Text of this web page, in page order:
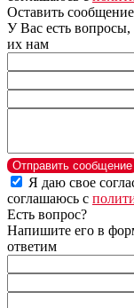
Оставить сообщение
У Вас есть
их нам
Отправить сообщение
Я даю свое
соглашаюсь с
Есть вопрос?
Напишите его в
ответим